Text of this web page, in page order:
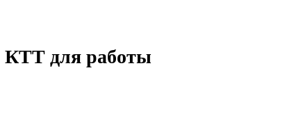
КТТ для работы